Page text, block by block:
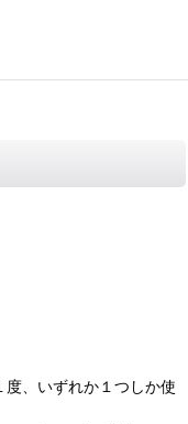
、いずれか１つしか使